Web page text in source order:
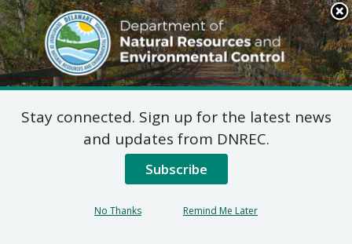
Search
This
Site
DNREC Menu
Determinación Federal
de Congruencia:
Disminución de la
Stay connected. Sign up for the latest news
and updates from DNREC.
Subscribe
No Thanks Remind Me Later